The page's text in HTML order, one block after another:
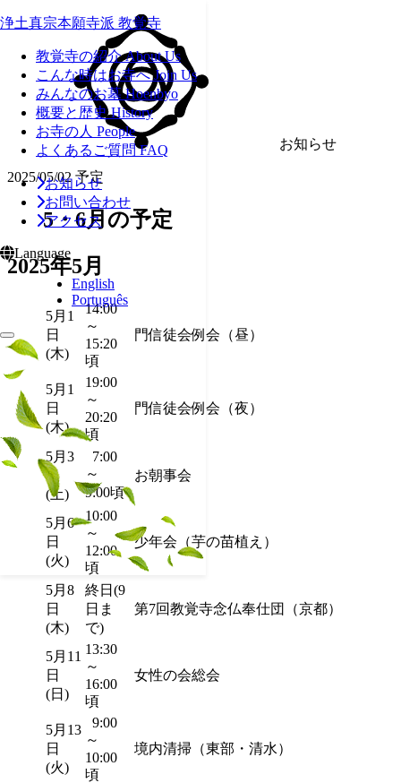
浄土真宗本願寺派 教覚寺
教覚寺の紹介 About Us
こんな時はお寺へ Join Us
みんなのお墓 Hoenbyo
概要と歴史 History
お寺の人 People
よくあるご質問 FAQ
お知らせ
お問い合わせ
アクセス
Language
English
Português
お知らせ
2025/05/02予定
5・6月の予定
2025年5月
5月1
日
(木)
14:00
～
15:20
頃
門信徒会例会（昼）
5月1
日
(木)
19:00
～
20:20
頃
門信徒会例会（夜）
5月3
日
(土)
7:00
～
9:00頃
お朝事会
5月6
日
(火)
10:00
～
12:00
頃
少年会（芋の苗植え）
5月8
日
(木)
終日(9
日ま
で)
第7回教覚寺念仏奉仕団（京都）
5月11
日
(日)
13:30
～
16:00
頃
女性の会総会
5月13
日
(火)
9:00
～
10:00
頃
境内清掃（東部・清水）